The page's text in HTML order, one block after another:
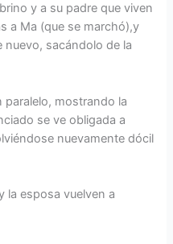
y a su padre que viven
a Ma (que se marchó),y
nuevo, sacándolo de la
paralelo, mostrando la
se ve obligada a
nuevamente dócil
la esposa vuelven a